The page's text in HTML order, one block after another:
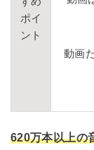
ポイ
ント
動画
620万本以上の